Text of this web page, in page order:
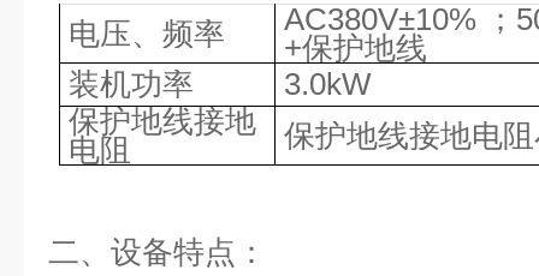
电压、频率
AC380V±10% ；
+保护地线
装机功率
3.0kW
保护地线接地
电阻
保护地线接地电
二、设备特点：